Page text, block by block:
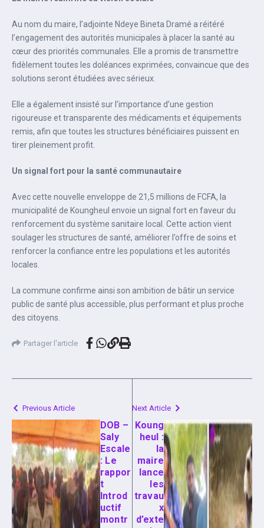
Au nom du maire, l’adjointe Ndeye Bineta Dramé a réitéré
l’engagement des autorités municipales à placer la santé au
cœur des priorités communales. Elle a promis de transmettre
fidèlement toutes les doléances exprimées, convaincue que des
solutions seront étudiées avec sérieux.
Elle a également insisté sur l’importance d’une gestion
rigoureuse et transparente des médicaments et équipements
remis, afin que toutes les structures bénéficiaires puissent en
tirer pleinement profit.
Un signal fort pour la santé communautaire
Avec cette nouvelle enveloppe de 21,5 millions de FCFA, la
municipalité de Koungheul envoie un signal fort en faveur du
renforcement du système sanitaire local. Cette action vient
soulager les structures de santé, améliorer l’offre de soins et
renforcer la confiance entre les populations et les autorités
locales.
La commune confirme ainsi son ambition de bâtir un service
public de santé plus accessible, plus performant et plus proche
des citoyens.
Partager l'article
Previous Article
‎DOB –
Saly
Escale
: Le
rappor
t
Introd
uctif
montr
Next Article
Koung
heul :
la
maire
lance
les
travau
x
d’exte